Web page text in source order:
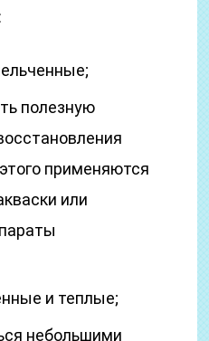
полезную
применяются
или
и теплые;
небольшими